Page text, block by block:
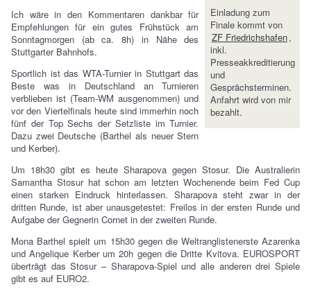
Einladung zum
Finale kommt von
ZF Friedrichshafen,
inkl.
Presseakkreditierung
und
Gesprächsterminen.
Anfahrt wird von mir
bezahlt.
Ich wäre in den Kommentaren dankbar für
Empfehlungen für ein gutes Frühstück am
Sonntagmorgen (ab ca. 8h) in Nähe des
Stuttgarter Bahnhofs.
Sportlich ist das WTA-Turnier in Stuttgart das
Beste was in Deutschland an Turnieren
verblieben ist (Team-WM ausgenommen) und
vor den Viertelfinals heute sind immerhin noch
fünf der Top Sechs der Setzliste im Turnier.
Dazu zwei Deutsche (Barthel als neuer Stern
und Kerber).
Um 18h30 gibt es heute Sharapova gegen Stosur. Die Australierin
Samantha Stosur hat schon am letzten Wochenende beim Fed Cup
einen starken Eindruck hinterlassen. Sharapova steht zwar in der
dritten Runde, ist aber unausgetestet: Freilos in der ersten Runde und
Aufgabe der Gegnerin Cornet in der zweiten Runde.
Mona Barthel spielt um 15h30 gegen die Weltranglistenerste Azarenka
und Angelique Kerber um 20h gegen die Dritte Kvitova. EUROSPORT
überträgt das Stosur – Sharapova-Spiel und alle anderen drei Spiele
gibt es auf EURO2.